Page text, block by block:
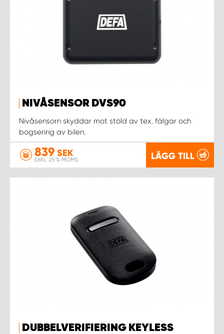
NIVÅSENSOR DVS90
Nivåsensorn skyddar mot stöld av tex. fälgar och
bogsering av bilen.
839 SEK
EXKL. 25 % MOMS LÄGG TILL
DUBBELVERIFIERING KEYLESS
WORK SYSTEM ÖSTERSUND